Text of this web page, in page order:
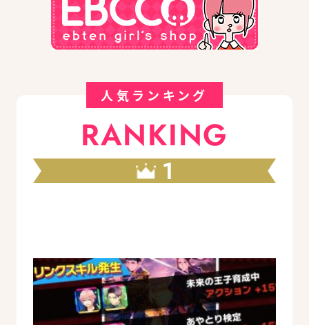
人気ランキング
RANKING
1